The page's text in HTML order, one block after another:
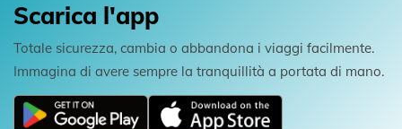
Scarica l'app
Totale sicurezza, cambia o abbandona i viaggi facilmente.
Immagina di avere sempre la tranquillità a portata di mano.